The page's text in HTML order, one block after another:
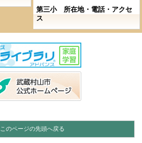
第三小 所在地・電話・アクセ
ス
このページの先頭へ戻る